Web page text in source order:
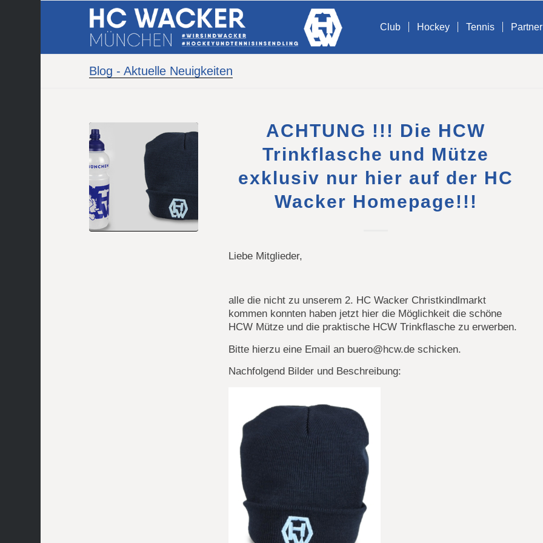
Club Hockey Tennis Partner
Blog - Aktuelle Neuigkeiten
ACHTUNG !!! Die HCW
Trinkflasche und Mütze
exklusiv nur hier auf der HC
Wacker Homepage!!!
Liebe Mitglieder,
alle die nicht zu unserem 2. HC Wacker Christkindlmarkt
kommen konnten haben jetzt hier die Möglichkeit die schöne
HCW Mütze und die praktische HCW Trinkflasche zu erwerben.
Bitte hierzu eine Email an buero@hcw.de schicken.
Nachfolgend Bilder und Beschreibung: